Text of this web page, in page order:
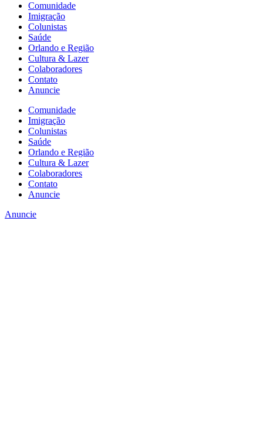
Comunidade
Imigração
Colunistas
Saúde
Orlando e Região
Cultura & Lazer
Colaboradores
Contato
Anuncie
Comunidade
Imigração
Colunistas
Saúde
Orlando e Região
Cultura & Lazer
Colaboradores
Contato
Anuncie
Anuncie